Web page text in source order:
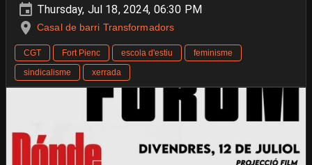
Thursday, Jul 18, 2024, 06:30 PM
Casal de barri Transformadors
CGT Fort Pienc escola d'estiu
feminisme
sindicalisme
xerrada